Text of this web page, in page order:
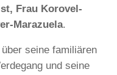
Frau Korovel-
Marazuela.
seine familiären
und seine